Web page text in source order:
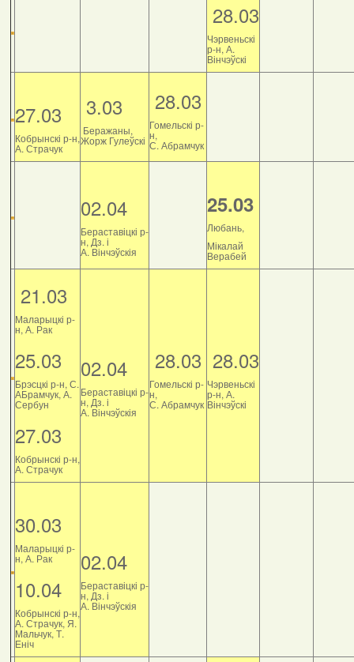
28.03
Чэрвеньскі
р-н, А.
Вінчэўскі
27.03
Кобрынскі р-н,
А. Страчук
3.03
Беражаны,
Жорж Гулеўскі
28.03
Гомельскі р-
н,
С. Абрамчук
02.04
Бераставіцкі р-
н, Дз. і
А. Вінчэўскія
25.03
Любань,
Мікалай
Верабей
21.03
Маларыцкі р-
н, А. Рак
25.03
Брэсцкі р-н, С.
АБрамчук, А.
Сербун
27.03
Кобрынскі р-н,
А. Страчук
02.04
Бераставіцкі р-
н, Дз. і
А. Вінчэўскія
28.03
Гомельскі р-
н,
С. Абрамчук
28.03
Чэрвеньскі
р-н, А.
Вінчэўскі
30.03
Маларыцкі р-
н, А. Рак
10.04
Кобрынскі р-н,
А. Страчук, Я.
Мальчук, Т.
Еніч
02.04
Бераставіцкі р-
н, Дз. і
А. Вінчэўскія